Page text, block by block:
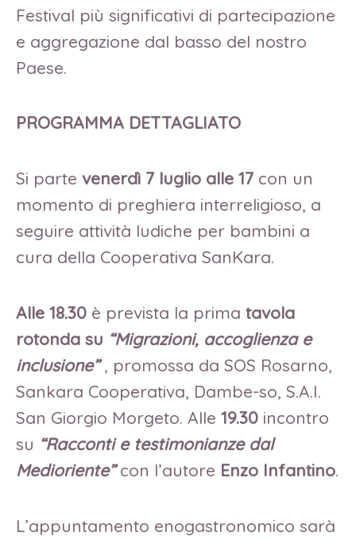
Festival più significativi di partecipazione
e aggregazione dal basso del nostro
Paese.
PROGRAMMA DETTAGLIATO
Si parte venerdì 7 luglio alle 17 con un
momento di preghiera interreligioso, a
seguire attività ludiche per bambini a
cura della Cooperativa SanKara.
Alle 18.30 è prevista la prima tavola
rotonda su “Migrazioni, accoglienza e
inclusione”, promossa da SOS Rosarno,
Sankara Cooperativa, Dambe-so, S.A.I.
San Giorgio Morgeto. Alle 19.30 incontro
su “Racconti e testimonianze dal
Medioriente”con l’autore Enzo Infantino.
L’appuntamento enogastronomico sarà